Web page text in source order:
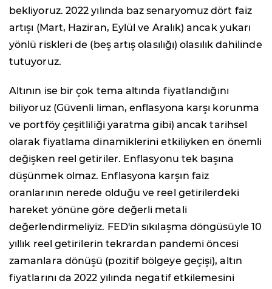
bekliyoruz. 2022 yılında baz senaryomuz dört faiz
artışı (Mart, Haziran, Eylül ve Aralık) ancak yukarı
yönlü riskleri de (beş artış olasılığı) olasılık dahilinde
tutuyoruz.
Altının ise bir çok tema altında fiyatlandığını
biliyoruz (Güvenli liman, enflasyona karşı korunma
ve portföy çeşitliliği yaratma gibi) ancak tarihsel
olarak fiyatlama dinamiklerini etkiliyken en önemli
değişken reel getiriler. Enflasyonu tek başına
düşünmek olmaz. Enflasyona karşın faiz
oranlarının nerede olduğu ve reel getirilerdeki
hareket yönüne göre değerli metali
değerlendirmeliyiz. FED'in sıkılaşma döngüsüyle 10
yıllık reel getirilerin tekrardan pandemi öncesi
zamanlara dönüşü (pozitif bölgeye geçişi), altın
fiyatlarını da 2022 yılında negatif etkilemesini